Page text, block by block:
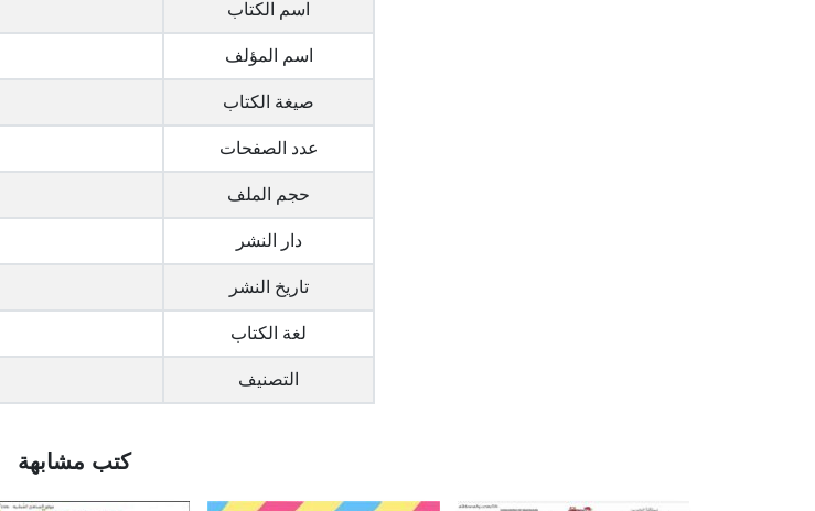
اسم الكتاب
اسم المؤلف
صيغة الكتاب
عدد الصفحات
حجم الملف
دار النشر
تاريخ النشر
لغة الكتاب
التصنيف
كتب مشابهة